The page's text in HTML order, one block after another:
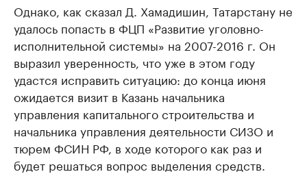
Однако, как сказал Д. Хамадишин, Татарстану не
удалось попасть в ФЦП «Развитие уголовно-
исполнительной системы» на 2007-2016 г. Он
выразил уверенность, что уже в этом году
удастся исправить ситуацию: до конца июня
ожидается визит в Казань начальника
управления капитального строительства и
начальника управления деятельности СИЗО и
тюрем ФСИН РФ, в ходе которого как раз и
будет решаться вопрос выделения средств.